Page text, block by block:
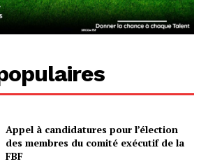
Appel à candidatures pour l’élection
des membres du comité exécutif de la
FBF